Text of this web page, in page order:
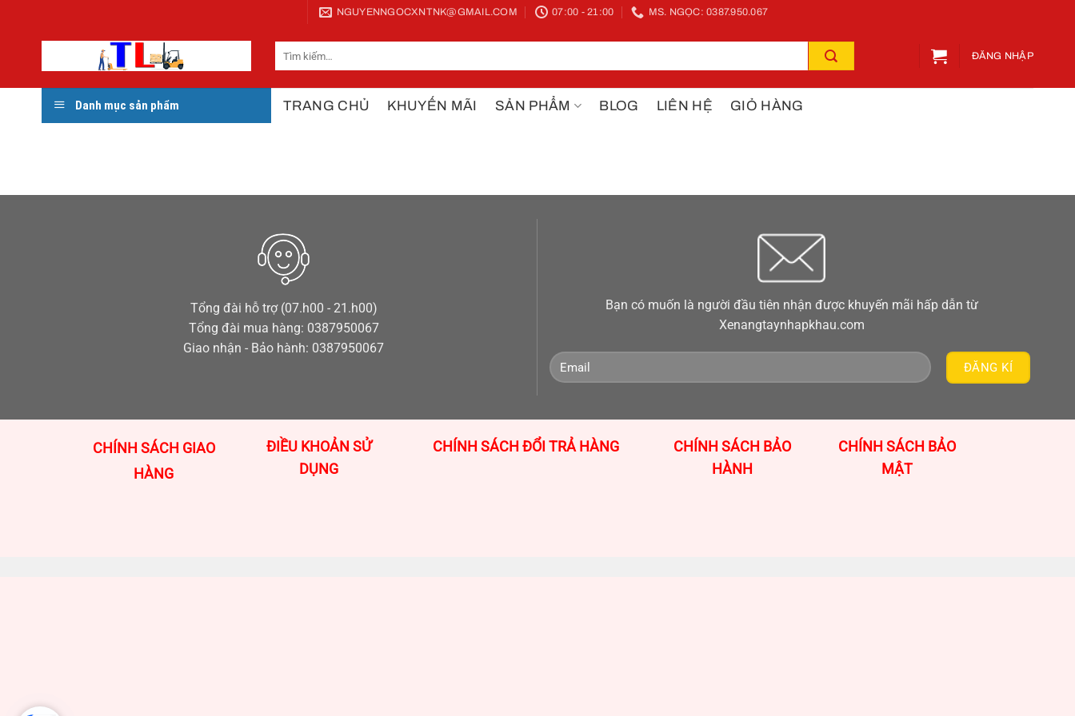
NGUYENNGOCXNTNK@GMAIL.COM 07:00 - 21:00 MS. NGỌC: 0387.950.067
kiếm:
ĐĂNG NHẬP
Danh mục sản phẩm TRANG CHỦ KHUYẾN MÃI SẢN PHẨM BLOG LIÊN HỆ GIỎ HÀNG
Tổng đài hỗ trợ (07.h00 - 21.h00)
Tổng đài mua hàng: 0387950067
Giao nhận - Bảo hành: 0387950067
Bạn có muốn là người đầu tiên nhận được khuyến mãi hấp dẫn từ
Xenangtaynhapkhau.com
CHÍNH SÁCH GIAO
HÀNG
ĐIỀU KHOẢN SỬ
DỤNG
CHÍNH SÁCH ĐỔI TRẢ HÀNG
CHÍNH SÁCH BẢO
HÀNH
CHÍNH SÁCH BẢO
MẬT